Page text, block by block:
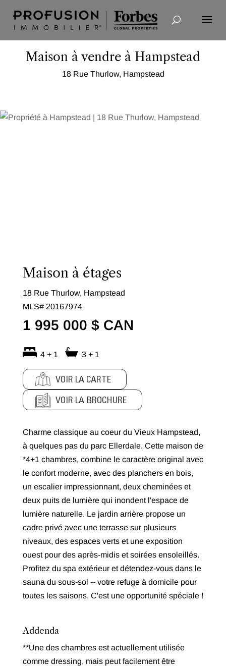
Recherche avancée
Maison à vendre à Hampstead
18 Rue Thurlow, Hampstead
Maison à étages
18 Rue Thurlow, Hampstead
MLS# 20167974
1 995 000 $ CAN
4 + 1 3 + 1
VOIR LA CARTE
VOIR LA BROCHURE
Charme classique au coeur du Vieux Hampstead,
à quelques pas du parc Ellerdale. Cette maison de
*4+1 chambres, combine le caractère original avec
le confort moderne, avec des planchers en bois,
un escalier impressionnant, deux cheminées et
deux puits de lumière qui inondent l'espace de
lumière naturelle. Le jardin arrière propose un
cadre privé avec une terrasse sur plusieurs
niveaux, des espaces verts et une exposition
ouest pour des après-midis et soirées ensoleillés.
Profitez du spa extérieur et détendez-vous dans le
sauna du sous-sol -- votre refuge à domicile pour
toutes les saisons. C'est une opportunité spéciale !
Addenda
**Une des chambres est actuellement utilisée
comme dressing, mais peut facilement être